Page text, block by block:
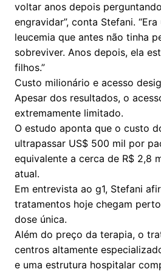
voltar anos depois
engravidar”, conta Stefani.
leucemia que antes não tinha
sobreviver. Anos depois, ela
filhos.”
Custo milionário e acesso
Apesar dos resultados, o
extremamente limitado.
O estudo aponta que o custo
ultrapassar US$ 500 mil por
equivalente a cerca de R$ 2,8
atual.
Em entrevista ao g1, Stefani
tratamentos hoje chegam
dose única.
Além do preço da terapia, o
centros altamente
e uma estrutura hospitalar